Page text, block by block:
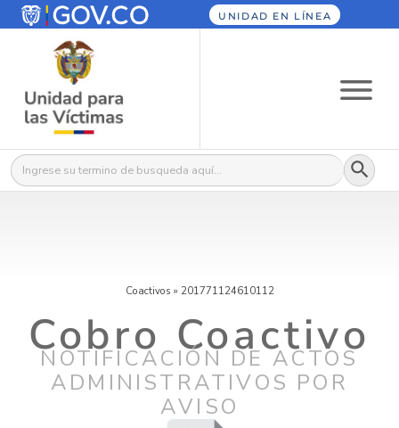
UNIDAD EN LÍNEA
Buscar: Botón
Coactivos » 201771124610112
Cobro Coactivo
NOTIFICACIÓN DE ACTOS
ADMINISTRATIVOS POR
AVISO